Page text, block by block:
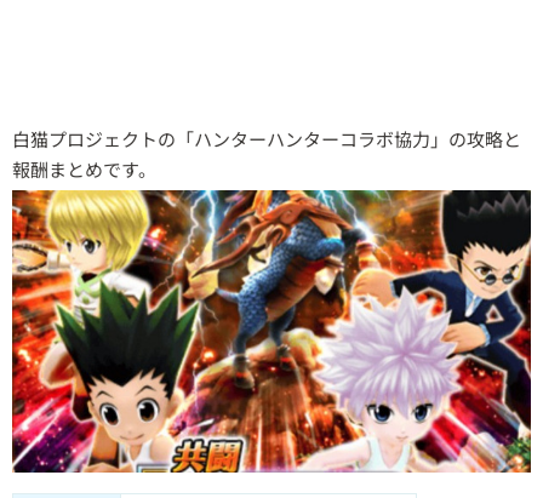
白猫プロジェクトの「ハンターハンターコラボ協力」の攻略と
報酬まとめです。